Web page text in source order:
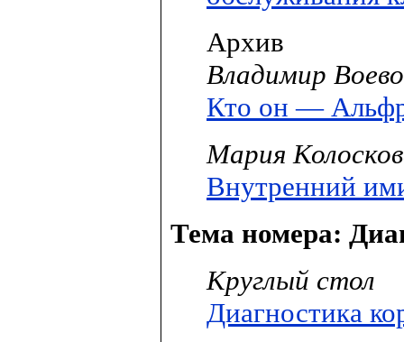
Архив
Владимир
Кто он —
Мария
Внутренний
Тема номера:
Круглый стол
Диагностика